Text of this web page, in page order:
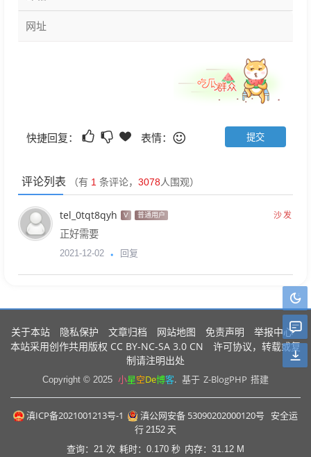
快捷回复： 表情：
评论列表 （有 1 条评论， 3078人围观）
tel_0tqt8qyh V 普通用户 沙发
正好需要
2021-12-02 回复
关于本站 隐私保护 文章归档 网站地图 免责声明 举报中心
本站采用创作共用版权 CC BY-NC-SA 3.0 CN
许可协议，转载或复
制请注明出处
Copyright © 2025 小星空De博客. 基于 Z-BlogPHP 搭建
滇ICP备2021001213号-1 滇公网安备 53090202000120号
安全运
行 2152 天
查询：21 次 耗时：0.170 秒 内存：31.12 M